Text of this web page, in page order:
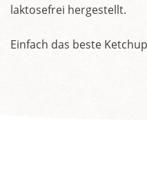
laktosefrei hergestellt.
Einfach das beste